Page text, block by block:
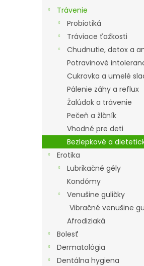
Trávenie
Probiotiká
Tráviace ťažkosti
Chudnutie, detox a
Potravinové
Cukrovka a umelé
Pálenie záhy a reflux
Žalúdok a trávenie
Pečeň a žlčník
Vhodné pre deti
Bezlepkové a
Erotika
Lubrikačné gély
Kondómy
Venušine guličky
Vibračné venušine
Afrodiziaká
Bolesť
Dermatológia
Dentálna hygiena